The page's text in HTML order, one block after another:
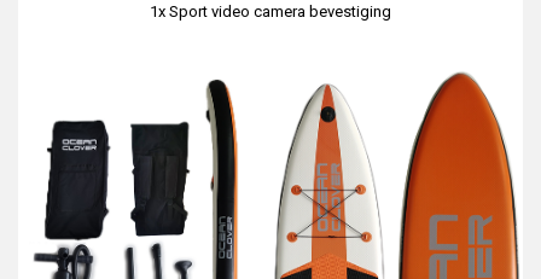
1x Sport video camera bevestiging